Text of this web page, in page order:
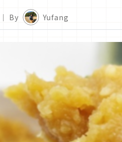
｜ By Yufang